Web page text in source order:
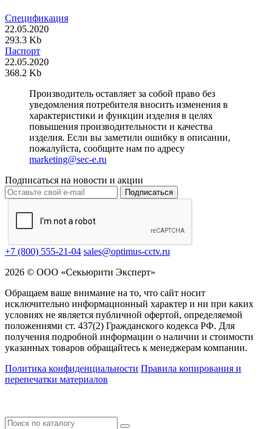
Спецификация
22.05.2020
293.3 Kb
Паспорт
22.05.2020
368.2 Kb
Производитель оставляет за собой право без
уведомления потребителя вносить изменения в
характеристики и функции изделия в целях
повышения производительности и качества
изделия. Если вы заметили ошибку в описании,
пожалуйста, сообщите нам по адресу
marketing@sec-e.ru
Подписаться на новости и акции
Подписаться
+7 (800) 555-21-04 sales@optimus-cctv.ru
2026 © ООО «Секьюрити Эксперт»
Обращаем ваше внимание на то, что сайт носит
исключительно информационный характер и ни при каких
условиях не является публичной офертой, определяемой
положениями ст. 437(2) Гражданского кодекса РФ. Для
получения подробной информации о наличии и стоимости
указанных товаров обращайтесь к менеджерам компании.
Политика конфиденциальности Правила копирования и
перепечатки материалов